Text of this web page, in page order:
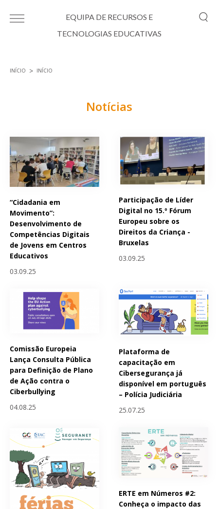
EQUIPA DE RECURSOS E
TECNOLOGIAS EDUCATIVAS
INÍCIO INÍCIO
Notícias
“Cidadania em
Movimento”:
Desenvolvimento de
Competências Digitais
de Jovens em Centros
Educativos
03.09.25
Participação de Líder
Digital no 15.º Fórum
Europeu sobre os
Direitos da Criança -
Bruxelas
03.09.25
Comissão Europeia
Lança Consulta Pública
para Definição de Plano
de Ação contra o
Ciberbullying
04.08.25
Plataforma de
capacitação em
Cibersegurança já
disponível em português
– Polícia Judiciária
25.07.25
ERTE em Números #2:
Conheça o impacto das
Páginas